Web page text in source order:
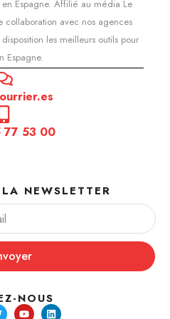
en Espagne. Affilié au média Le
collaboration avec nos agences
les meilleurs outils pour
Espagne.
77 53 00
NEWSLETTER
NOUS